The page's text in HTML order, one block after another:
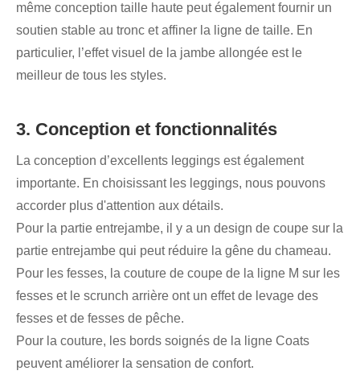
même conception taille haute peut également fournir un
soutien stable au tronc et affiner la ligne de taille. En
particulier, l’effet visuel de la jambe allongée est le
meilleur de tous les styles.
3. Conception et fonctionnalités
La conception d’excellents leggings est également
importante. En choisissant les leggings, nous pouvons
accorder plus d'attention aux détails.
Pour la partie entrejambe, il y a un design de coupe sur la
partie entrejambe qui peut réduire la gêne du chameau.
Pour les fesses, la couture de coupe de la ligne M sur les
fesses et le scrunch arrière ont un effet de levage des
fesses et de fesses de pêche.
Pour la couture, les bords soignés de la ligne Coats
peuvent améliorer la sensation de confort.